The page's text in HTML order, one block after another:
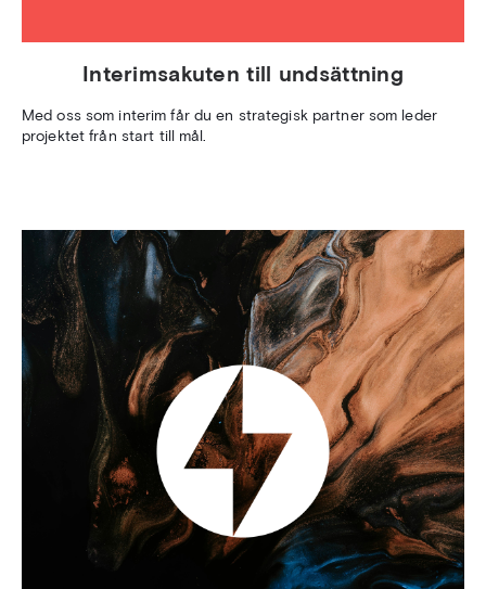
Interimsakuten till undsättning
Med oss som interim får du en strategisk partner som leder
projektet från start till mål.